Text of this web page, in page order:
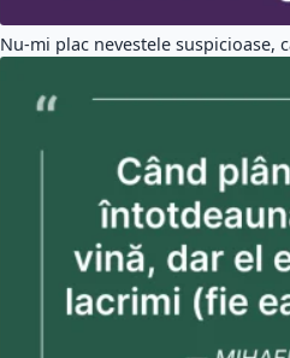
Nu-mi plac nevestele suspicioase,